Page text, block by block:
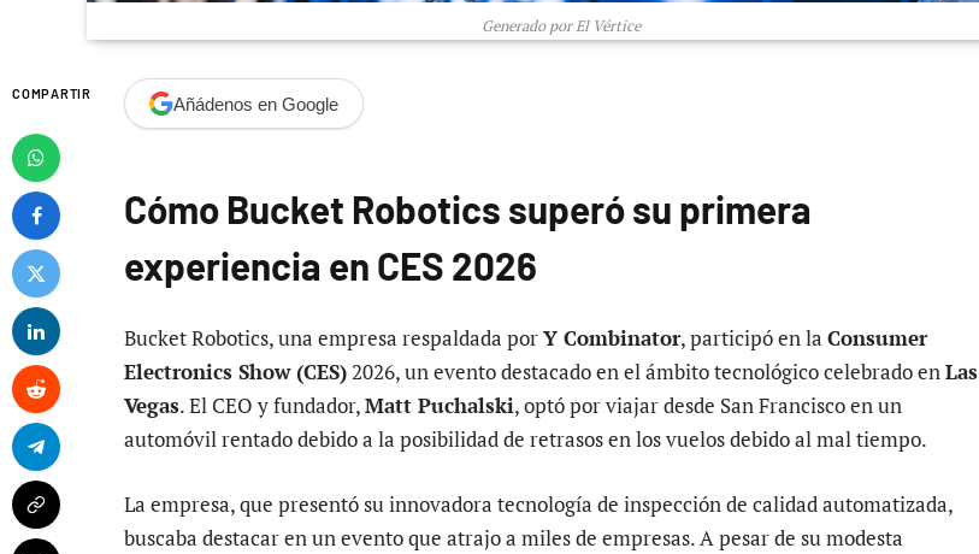
Generado por El Vértice
COMPARTIR Añádenos en Google
Cómo Bucket Robotics superó su primera
experiencia en CES 2026
Bucket Robotics, una empresa respaldada porY Combinator, participó en la Consumer
Electronics Show (CES)2026, un evento destacado en el ámbito tecnológico celebrado enLas
Vegas. El CEO y fundador,Matt Puchalski, optó por viajar desde San Francisco en un
automóvil rentado debido a la posibilidad de retrasos en los vuelos debido al mal tiempo.
La empresa, que presentó su innovadora tecnología de inspección de calidad automatizada,
buscaba destacar en un evento que atrajo a miles de empresas. A pesar de su modesta